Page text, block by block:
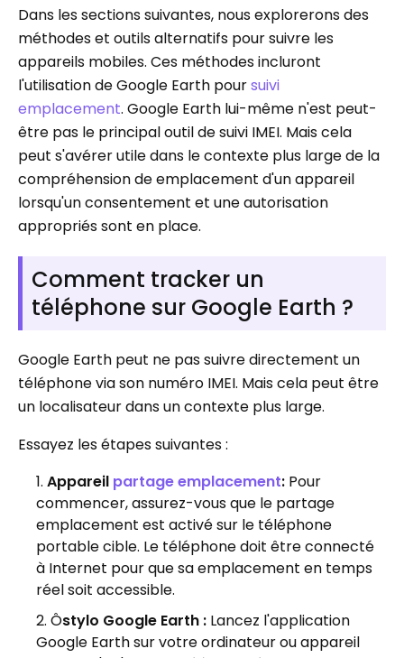
Dans les sections suivantes, nous explorerons des
méthodes et outils alternatifs pour suivre les
appareils mobiles. Ces méthodes incluront
l'utilisation de Google Earth poursuivi
emplacement. Google Earth lui-même n'est peut-
être pas le principal outil de suivi IMEI. Mais cela
peut s'avérer utile dans le contexte plus large de la
compréhension de emplacement d'un appareil
lorsqu'un consentement et une autorisation
appropriés sont en place.
Comment tracker un
téléphone sur Google Earth ?
Google Earth peut ne pas suivre directement un
téléphone via son numéro IMEI. Mais cela peut être
un localisateur dans un contexte plus large.
Essayez les étapes suivantes :
Appareil partage emplacement: Pour
commencer, assurez-vous que le partage
emplacement est activé sur le téléphone
portable cible. Le téléphone doit être connecté
à Internet pour que sa emplacement en temps
réel soit accessible.
Ôstylo Google Earth : Lancez l'application
Google Earth sur votre ordinateur ou appareil